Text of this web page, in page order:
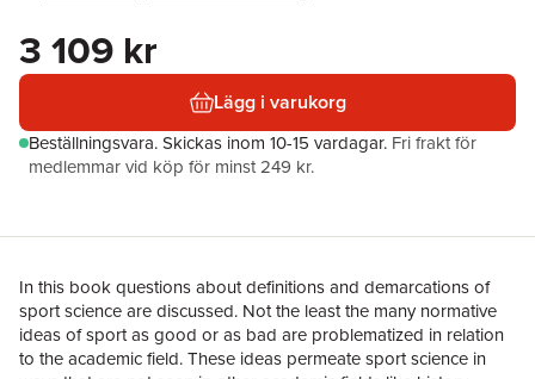
3 109 kr
Lägg i varukorg
Beställningsvara.Skickas inom 10-15 vardagar. Fri frakt för
medlemmar vid köp för minst 249 kr.
In this book questions about definitions and demarcations of
sport science are discussed. Not the least the many normative
ideas of sport as good or as bad are problematized in relation
to the academic field. These ideas permeate sport science in